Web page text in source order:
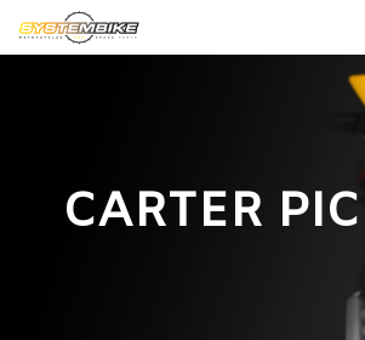
Shop Moto
CARTER